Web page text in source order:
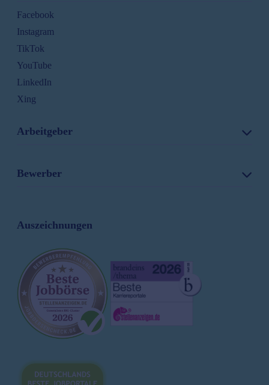
Facebook
Instagram
TikTok
YouTube
LinkedIn
Xing
Arbeitgeber
Produkte & Preise
Referenzen
Bewerber
Gehaltsvergleich
Unternehmen
Arbeitgeberprofile
Ausbildung
Magazin
Brutto-Netto-Rechner
Bewerbungsvorlagen
Karrieretipps
Auszeichnungen